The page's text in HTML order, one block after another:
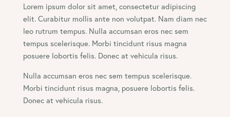
Lorem ipsum dolor sit amet, consectetur adipiscing
elit. Curabitur mollis ante non volutpat. Nam diam nec
leo rutrum tempus. Nulla accumsan eros nec sem
tempus scelerisque. Morbi tincidunt risus magna
posuere lobortis felis. Donec at vehicula risus.
Nulla accumsan eros nec sem tempus scelerisque.
Morbi tincidunt risus magna, posuere lobortis felis.
Donec at vehicula risus.